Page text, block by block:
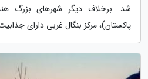
شد. برخلاف دیگر شهرهای بزرگ
پاکستان)، مرکز بنگال غربی دارای